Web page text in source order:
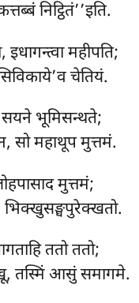
निट्ठितं’’इति.
इधागन्त्वा महीपति;
चेतियं.
सयने भूमिसन्थते;
सो महाथूप मुत्तमं.
मुत्तमं;
ततो ततो;
तस्मिं आसुं समागमे.